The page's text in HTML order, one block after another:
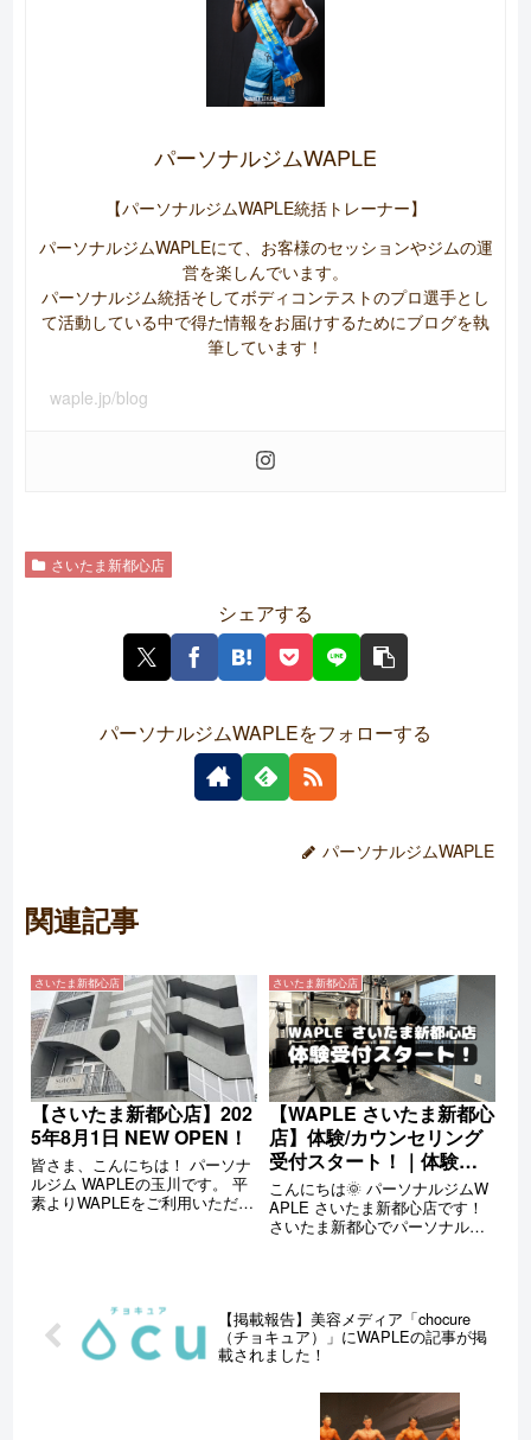
パーソナルジムWAPLE
【パーソナルジムWAPLE統括トレーナー】
パーソナルジムWAPLEにて、お客様のセッションやジムの運
営を楽しんでいます。
パーソナルジム統括そしてボディコンテストのプロ選手とし
て活動している中で得た情報をお届けするためにブログを執
筆しています！
waple.jp/blog
さいたま新都心店
シェアする
パーソナルジムWAPLEをフォローする
パーソナルジムWAPLE
関連記事
さいたま新都心店
【さいたま新都心店】202
5年8月1日 NEW OPEN！
皆さま、こんにちは！ パーソナ
ルジム WAPLEの玉川です。 平
素よりWAPLEをご利用いただ
さいたま新都心店
【WAPLE さいたま新都心
店】体験/カウンセリング
受付スタート！｜体験内
容もご紹介！
こんにちは🌞 パーソナルジムW
APLE さいたま新都心店です！
さいたま新都心でパーソナルジ
す✨ 皆さんのお申し込みを心か
ら...
【掲載報告】美容メディア「chocure
（チョキュア）」にWAPLEの記事が掲
載されました！